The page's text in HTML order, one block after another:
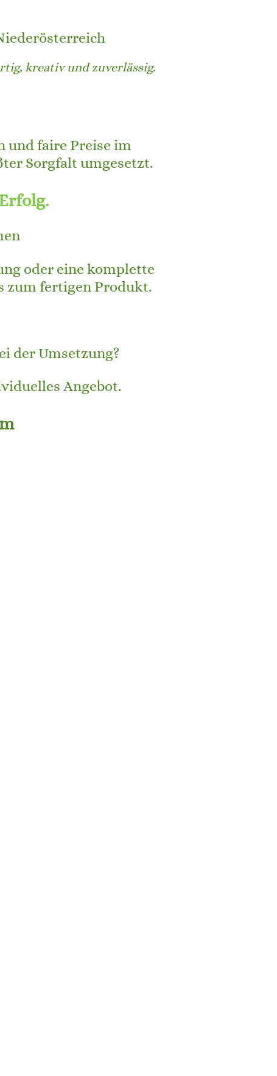
kreativ und zuverlässig.
und faire Preise im
Sorgfalt umgesetzt.
oder eine komplette
zum fertigen Produkt.
der Umsetzung?
Angebot.